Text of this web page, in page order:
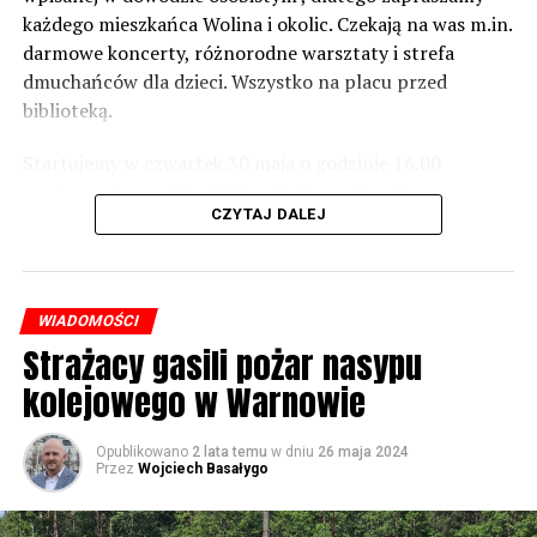
zrobić. Tam są odpowiednie normy – 61 i 56 decybeli –
zaznacza.
Foto: Wojciech Basałygo
każdego mieszkańca Wolina i okolic. Czekają na was m.in.
darmowe koncerty, różnorodne warsztaty i strefa
dmuchańców dla dzieci. Wszystko na placu przed
biblioteką.
występami zespołów „Yellow” i „Specyficzni”.
CZYTAJ DALEJ
WIADOMOŚCI
Strażacy gasili pożar nasypu
kolejowego w Warnowie
Opublikowano 2 lata temu w dniu 26 maja 2024
Przez Wojciech Basałygo